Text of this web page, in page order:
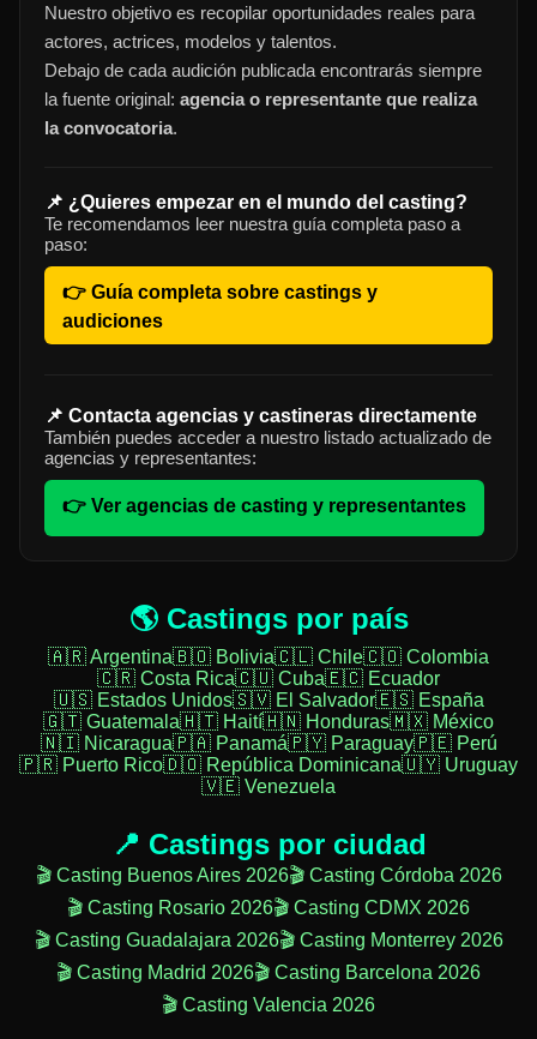
Nuestro objetivo es recopilar oportunidades reales para
actores, actrices, modelos y talentos.
Debajo de cada audición publicada encontrarás siempre
la fuente original: agencia o representante que realiza
la convocatoria.
📌 ¿Quieres empezar en el mundo del casting?
Te recomendamos leer nuestra guía completa paso a
paso:
👉 Guía completa sobre castings y
audiciones
📌 Contacta agencias y castineras directamente
También puedes acceder a nuestro listado actualizado de
agencias y representantes:
👉 Ver agencias de casting y representantes
🌎 Castings por país
🇦🇷 Argentina🇧🇴 Bolivia🇨🇱 Chile🇨🇴 Colombia
🇨🇷 Costa Rica🇨🇺 Cuba🇪🇨 Ecuador
🇺🇸 Estados Unidos🇸🇻 El Salvador🇪🇸 España
🇬🇹 Guatemala🇭🇹 Haití🇭🇳 Honduras🇲🇽 México
🇳🇮 Nicaragua🇵🇦 Panamá🇵🇾 Paraguay🇵🇪 Perú
🇵🇷 Puerto Rico🇩🇴 República Dominicana🇺🇾 Uruguay
🇻🇪 Venezuela
📍 Castings por ciudad
🎬 Casting Buenos Aires 2026🎬 Casting Córdoba 2026
🎬 Casting Rosario 2026🎬 Casting CDMX 2026
🎬 Casting Guadalajara 2026🎬 Casting Monterrey 2026
🎬 Casting Madrid 2026🎬 Casting Barcelona 2026
🎬 Casting Valencia 2026